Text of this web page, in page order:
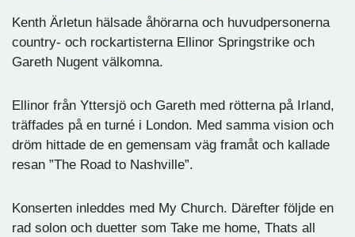
Kenth Ärletun hälsade åhörarna och huvudpersonerna
country- och rockartisterna Ellinor Springstrike och
Gareth Nugent välkomna.
Ellinor från Yttersjö och Gareth med rötterna på Irland,
träffades på en turné i London. Med samma vision och
dröm hittade de en gemensam väg framåt och kallade
resan ”The Road to Nashville”.
Konserten inleddes med My Church. Därefter följde en
rad solon och duetter som Take me home, Thats all